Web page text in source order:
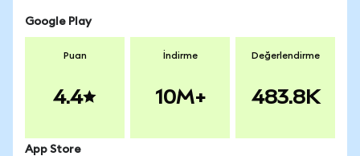
Google Play
Puan
4.4
İndirme
10M+
Değerlendirme
483.8K
App Store